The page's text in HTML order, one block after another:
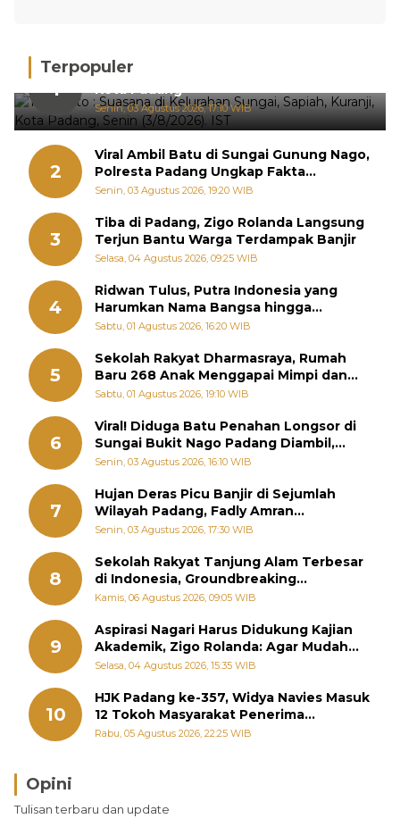
Terpopuler
1
Hujan Deras, 15 Titik Banjir Terdeteksi di
Kota Padang
Senin, 03 Agustus 2026, 17:10 WIB
2
Viral Ambil Batu di Sungai Gunung Nago,
Polresta Padang Ungkap Fakta
Sebenarnya
Senin, 03 Agustus 2026, 19:20 WIB
3
Tiba di Padang, Zigo Rolanda Langsung
Terjun Bantu Warga Terdampak Banjir
Selasa, 04 Agustus 2026, 09:25 WIB
4
Ridwan Tulus, Putra Indonesia yang
Harumkan Nama Bangsa hingga
Diabadikan dalam Buku Jepang
Sabtu, 01 Agustus 2026, 16:20 WIB
5
Sekolah Rakyat Dharmasraya, Rumah
Baru 268 Anak Menggapai Mimpi dan
Memutus Rantai Kemiskinan
Sabtu, 01 Agustus 2026, 19:10 WIB
6
Viral! Diduga Batu Penahan Longsor di
Sungai Bukit Nago Padang Diambil,
Warga Khawatir Bencana Terulang
Senin, 03 Agustus 2026, 16:10 WIB
7
Hujan Deras Picu Banjir di Sejumlah
Wilayah Padang, Fadly Amran
Perintahkan OPD Siaga
Senin, 03 Agustus 2026, 17:30 WIB
8
Sekolah Rakyat Tanjung Alam Terbesar
di Indonesia, Groundbreaking
September
Kamis, 06 Agustus 2026, 09:05 WIB
9
Aspirasi Nagari Harus Didukung Kajian
Akademik, Zigo Rolanda: Agar Mudah
Diperjuangkan di Kementerian
Selasa, 04 Agustus 2026, 15:35 WIB
10
HJK Padang ke-357, Widya Navies Masuk
12 Tokoh Masyarakat Penerima
Penghargaan Pemko Padang
Rabu, 05 Agustus 2026, 22:25 WIB
Opini
Tulisan terbaru dan update
Brasil Lebih Diunggulkan, tetapi Jepang Selalu
Punya Cara Membuat Kejutan